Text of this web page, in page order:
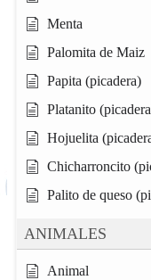
Menta
Palomita de Maiz
Papita (picadera)
Platanito
Hojuelita
Chicharroncito
Palito de queso
ANIMALES
Animal